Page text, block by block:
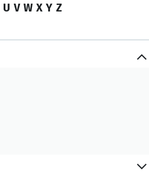
U V W X Y Z